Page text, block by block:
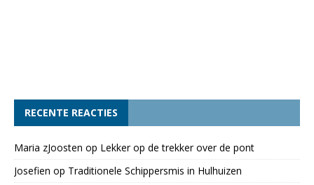
RECENTE REACTIES
Maria zJoosten op Lekker op de trekker over de pont
Josefien op Traditionele Schippersmis in Hulhuizen